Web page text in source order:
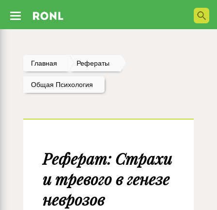
Главная Рефераты
Общая Психология
Реферат: Страхи
и тревого в генезе
неврозов